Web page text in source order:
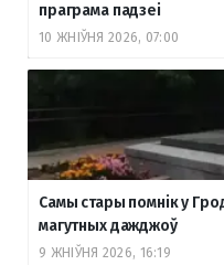
праграма падзеі
10 ЖНІЎНЯ 2026, 07:00
Самы стары помнік у
магутных дажджоў
9 ЖНІЎНЯ 2026, 16:19